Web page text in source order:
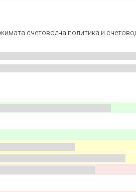
счетоводна политика и